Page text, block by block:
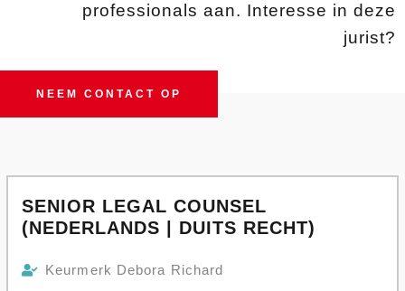
professionals aan. Interesse in deze
jurist?
NEEM CONTACT OP
SENIOR LEGAL COUNSEL
(NEDERLANDS | DUITS RECHT)
Keurmerk Debora Richard